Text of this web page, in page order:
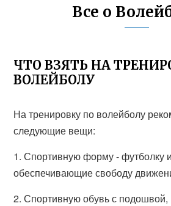
Все о
ЧТО ВЗЯТЬ НА
ВОЛЕЙБОЛУ
На тренировку по волейболу
следующие вещи:
1. Спортивную форму - футболку
обеспечивающие свободу
2. Спортивную обувь с подошвой,